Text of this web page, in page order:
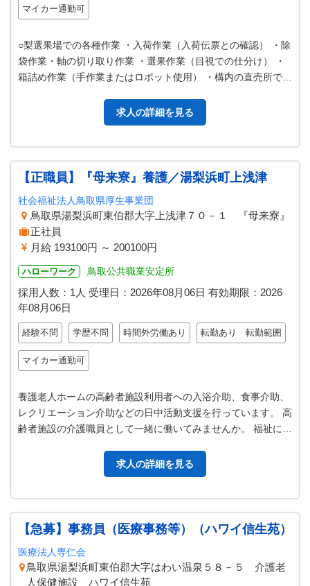
マイカー通勤可
○梨選果場での各種作業 ・入荷作業（入荷伝票との確認） ・除
袋作業・軸の切り取り作業 ・選果作業（目視での仕分け） ・
箱詰め作業（手作業またはロボット使用） ・構内の直売所での
求人の詳細を見る
【正職員】『母来寮』養護／湯梨浜町上浅津
社会福祉法人鳥取県厚生事業団
鳥取県湯梨浜町東伯郡大字上浅津７０－１ 『母来寮』
正社員
月給 193100円 ～ 200100円
ハローワーク 鳥取公共職業安定所
採用人数：1人 受理日： 2026年08月06日 有効期限： 2026
年08月06日
経験不問 学歴不問 時間外労働あり 転勤あり 転勤範囲
マイカー通勤可
養護老人ホームの高齢者施設利用者への入浴介助、食事介助、
レクリエーション介助などの日中活動支援を行っています。 高
齢者施設の介護職員として一緒に働いてみませんか。 福祉に興
求人の詳細を見る
【急募】事務員（医療事務等）（ハワイ信生苑）
医療法人専仁会
鳥取県湯梨浜町東伯郡大字はわい温泉５８－５ 介護老
人保健施設 ハワイ信生苑